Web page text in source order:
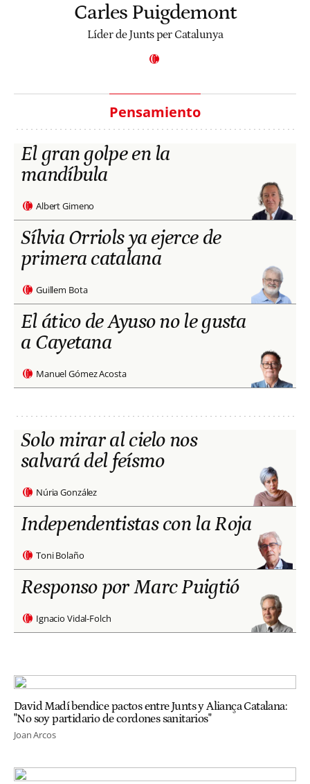
Carles Puigdemont
Líder de Junts per Catalunya
Pensamiento
El gran golpe en la
mandíbula
Albert Gimeno
Sílvia Orriols ya ejerce de
primera catalana
Guillem Bota
El ático de Ayuso no le gusta
a Cayetana
Manuel Gómez Acosta
Solo mirar al cielo nos
salvará del feísmo
Núria González
Independentistas con la Roja
Toni Bolaño
Responso por Marc Puigtió
Ignacio Vidal-Folch
David Madí bendice pactos entre Junts y Aliança Catalana:
"No soy partidario de cordones sanitarios"
Joan Arcos